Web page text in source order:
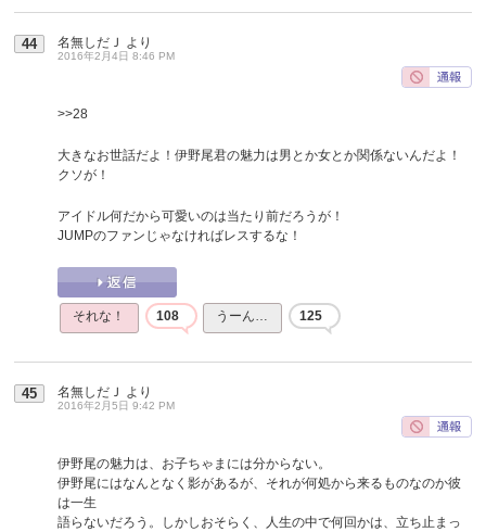
44 名無しだＪ より
2016年2月4日 8:46 PM
>>28
大きなお世話だよ！伊野尾君の魅力は男とか女とか関係ないんだよ！
クソが！
アイドル何だから可愛いのは当たり前だろうが！
JUMPのファンじゃなければレスするな！
それな！ 108 うーん… 125
45 名無しだＪ より
2016年2月5日 9:42 PM
伊野尾の魅力は、お子ちゃまには分からない。
伊野尾にはなんとなく影があるが、それが何処から来るものなのか彼
は一生
語らないだろう。しかしおそらく、人生の中で何回かは、立ち止まっ